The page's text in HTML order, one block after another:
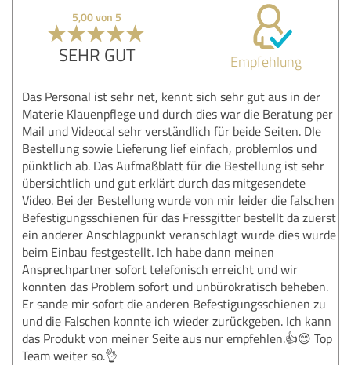
5,00 von 5
SEHR GUT Empfehlung
Das Personal ist sehr net, kennt sich sehr gut aus in der
Materie Klauenpflege und durch dies war die Beratung per
Mail und Videocal sehr verständlich für beide Seiten. DIe
Bestellung sowie Lieferung lief einfach, problemlos und
pünktlich ab. Das Aufmaßblatt für die Bestellung ist sehr
übersichtlich und gut erklärt durch das mitgesendete
Video. Bei der Bestellung wurde von mir leider die falschen
Befestigungsschienen für das Fressgitter bestellt da zuerst
ein anderer Anschlagpunkt veranschlagt wurde dies wurde
beim Einbau festgestellt. Ich habe dann meinen
Ansprechpartner sofort telefonisch erreicht und wir
konnten das Problem sofort und unbürokratisch beheben.
Er sande mir sofort die anderen Befestigungsschienen zu
und die Falschen konnte ich wieder zurückgeben. Ich kann
das Produkt von meiner Seite aus nur empfehlen.👍😊 Top
Team weiter so.👌